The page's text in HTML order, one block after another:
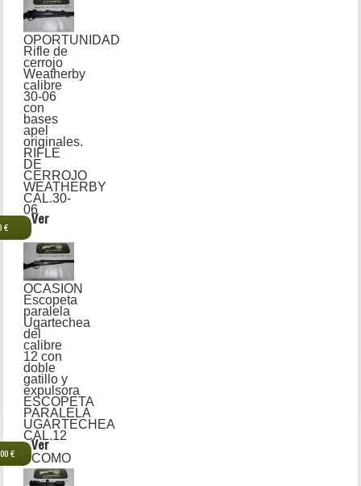
OPORTUNIDAD
Rifle de
cerrojo
Weatherby
calibre
30-06
con
bases
apel
originales.
RIFLE
DE
CERROJO
WEATHERBY
CAL.30-
06
€
Ver
OCASION
Escopeta
paralela
Ugartechea
del
calibre
12 con
doble
gatillo y
expulsora
ESCOPETA
PARALELA
UGARTECHEA
CAL.12
€
Ver
COMO